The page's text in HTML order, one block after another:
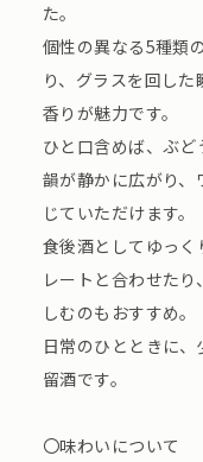
た。
個性の異なる5種類
り、グラスを回し
香りが魅力です。
ひと口含めば、ぶ
韻が静かに広がり
じていただけます。
食後酒としてゆっ
レートと合わせた
しむのもおすすめ。
日常のひとときに
留酒です。
〇味わいについて